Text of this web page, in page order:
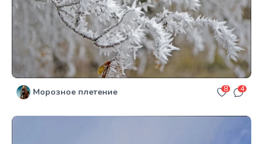
Морозное плетение 8 4